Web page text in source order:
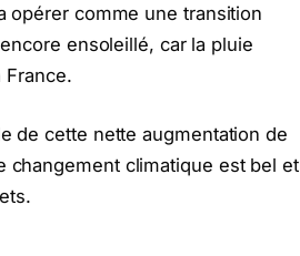
opérer comme une transition
ensoleillé, car la pluie
France.
de cette nette augmentation de
changement climatique est bel et